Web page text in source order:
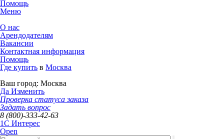
Помощь
Меню
О нас
Арендодателям
Вакансии
Контактная информация
Помощь
Где купить в Москва
Ваш город: Москва
Да Изменить
Проверка статуса заказа
Задать вопрос
8 (800)-333-42-63
1C Интерес
Open